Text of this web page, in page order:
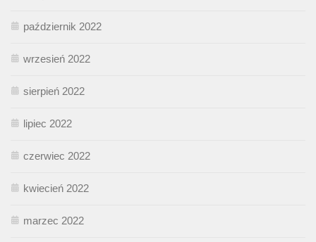
październik 2022
wrzesień 2022
sierpień 2022
lipiec 2022
czerwiec 2022
kwiecień 2022
marzec 2022